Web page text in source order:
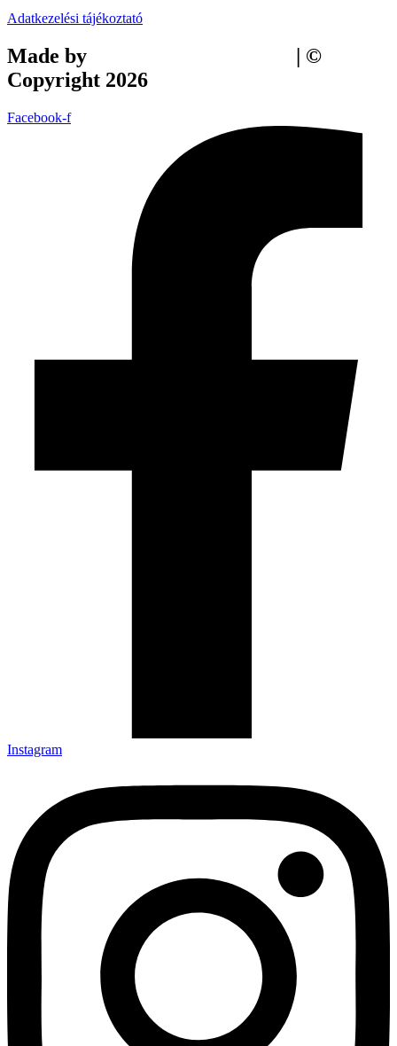
Adatkezelési tájékoztató
Made by
| ©
Copyright 2026
Facebook-f
Instagram